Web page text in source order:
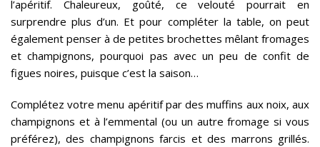
l’apéritif. Chaleureux, goûté, ce velouté pourrait en
surprendre plus d’un. Et pour compléter la table, on peut
également penser à de petites brochettes mêlant fromages
et champignons, pourquoi pas avec un peu de confit de
figues noires, puisque c’est la saison…
Complétez votre menu apéritif par des muffins aux noix, aux
champignons et à l’emmental (ou un autre fromage si vous
préférez), des champignons farcis et des marrons grillés.